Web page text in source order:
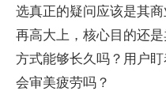
选真正的疑问应该是其
再高大上，核心目的还
方式能够长久吗？用户
会审美疲劳吗？